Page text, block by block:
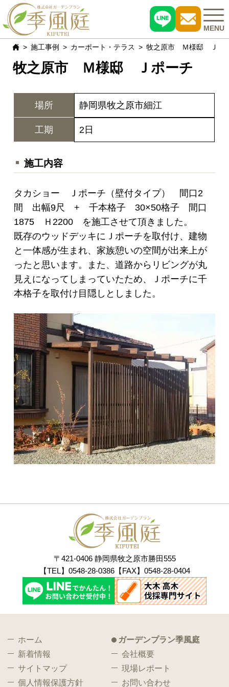
MENU
施工事例
おすすめ商品
お客様の声
よくある質問
会社概要
施工事例 カーポート・テラス 牧之原市 Ｍ様邸 Ｊポ
牧之原市 Ｍ様邸 Ｊポーチ
場所 静岡県牧之原市細江
工期 2日
施工内容
タカショー Ｊポーチ（壁付タイプ） 間口2
間 出幅9尺 + 千本格子 30×50格子 間口
1875 Ｈ2200 を施工させて頂きました。
既存のウッドデッキにＪポーチを取付け、建物
と一体感が生まれ、家族憩いの空間が出来上が
ったと思います。また、道路からリビングが丸
見えになってしまっていたため、Ｊポーチに千
本格子を取付け目隠しとしました。
〒421-0406 静岡県牧之原市勝田555
【TEL】0548-28-0386【FAX】0548-28-0404
ホーム
新着情報
サイトマップ
個人情報保護方針
ガーデンプラン季風庭
会社概要
現場レポート
お問い合わせ